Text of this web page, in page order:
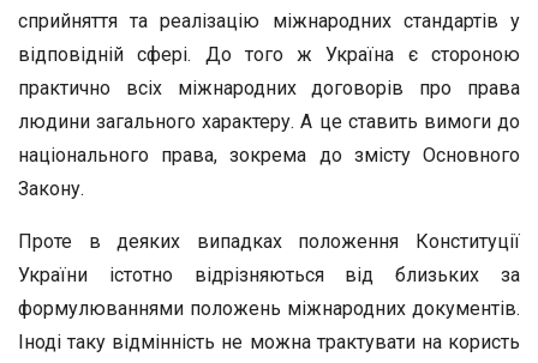
сприйняття та реалізацію міжнародних стандартів у
відповідній сфері. До того ж Україна є стороною
практично всіх міжнародних договорів про права
людини загального характеру. А це ставить вимоги до
національного права, зокрема до змісту Основного
Закону.
Проте в деяких випадках положення Конституції
України істотно відрізняються від близьких за
формулюваннями положень міжнародних документів.
Іноді таку відмінність не можна трактувати на користь